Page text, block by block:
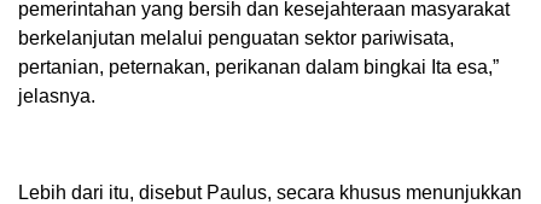
pemerintahan yang bersih dan kesejahteraan masyarakat
berkelanjutan melalui penguatan sektor pariwisata,
pertanian, peternakan, perikanan dalam bingkai Ita esa,”
jelasnya.
Lebih dari itu, disebut Paulus, secara khusus menunjukkan